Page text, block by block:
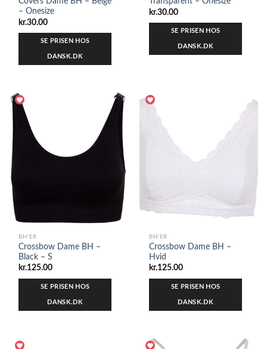
– Onesize
kr.30.00
SE PRISEN HOS
DANSK.DK
kr.30.00
SE PRISEN HOS
DANSK.DK
BH'ER
Crossbow Dame BH –
Black – S
kr.125.00
SE PRISEN HOS
DANSK.DK
BH'ER
Crossbow Dame BH –
Hvid
kr.125.00
SE PRISEN HOS
DANSK.DK